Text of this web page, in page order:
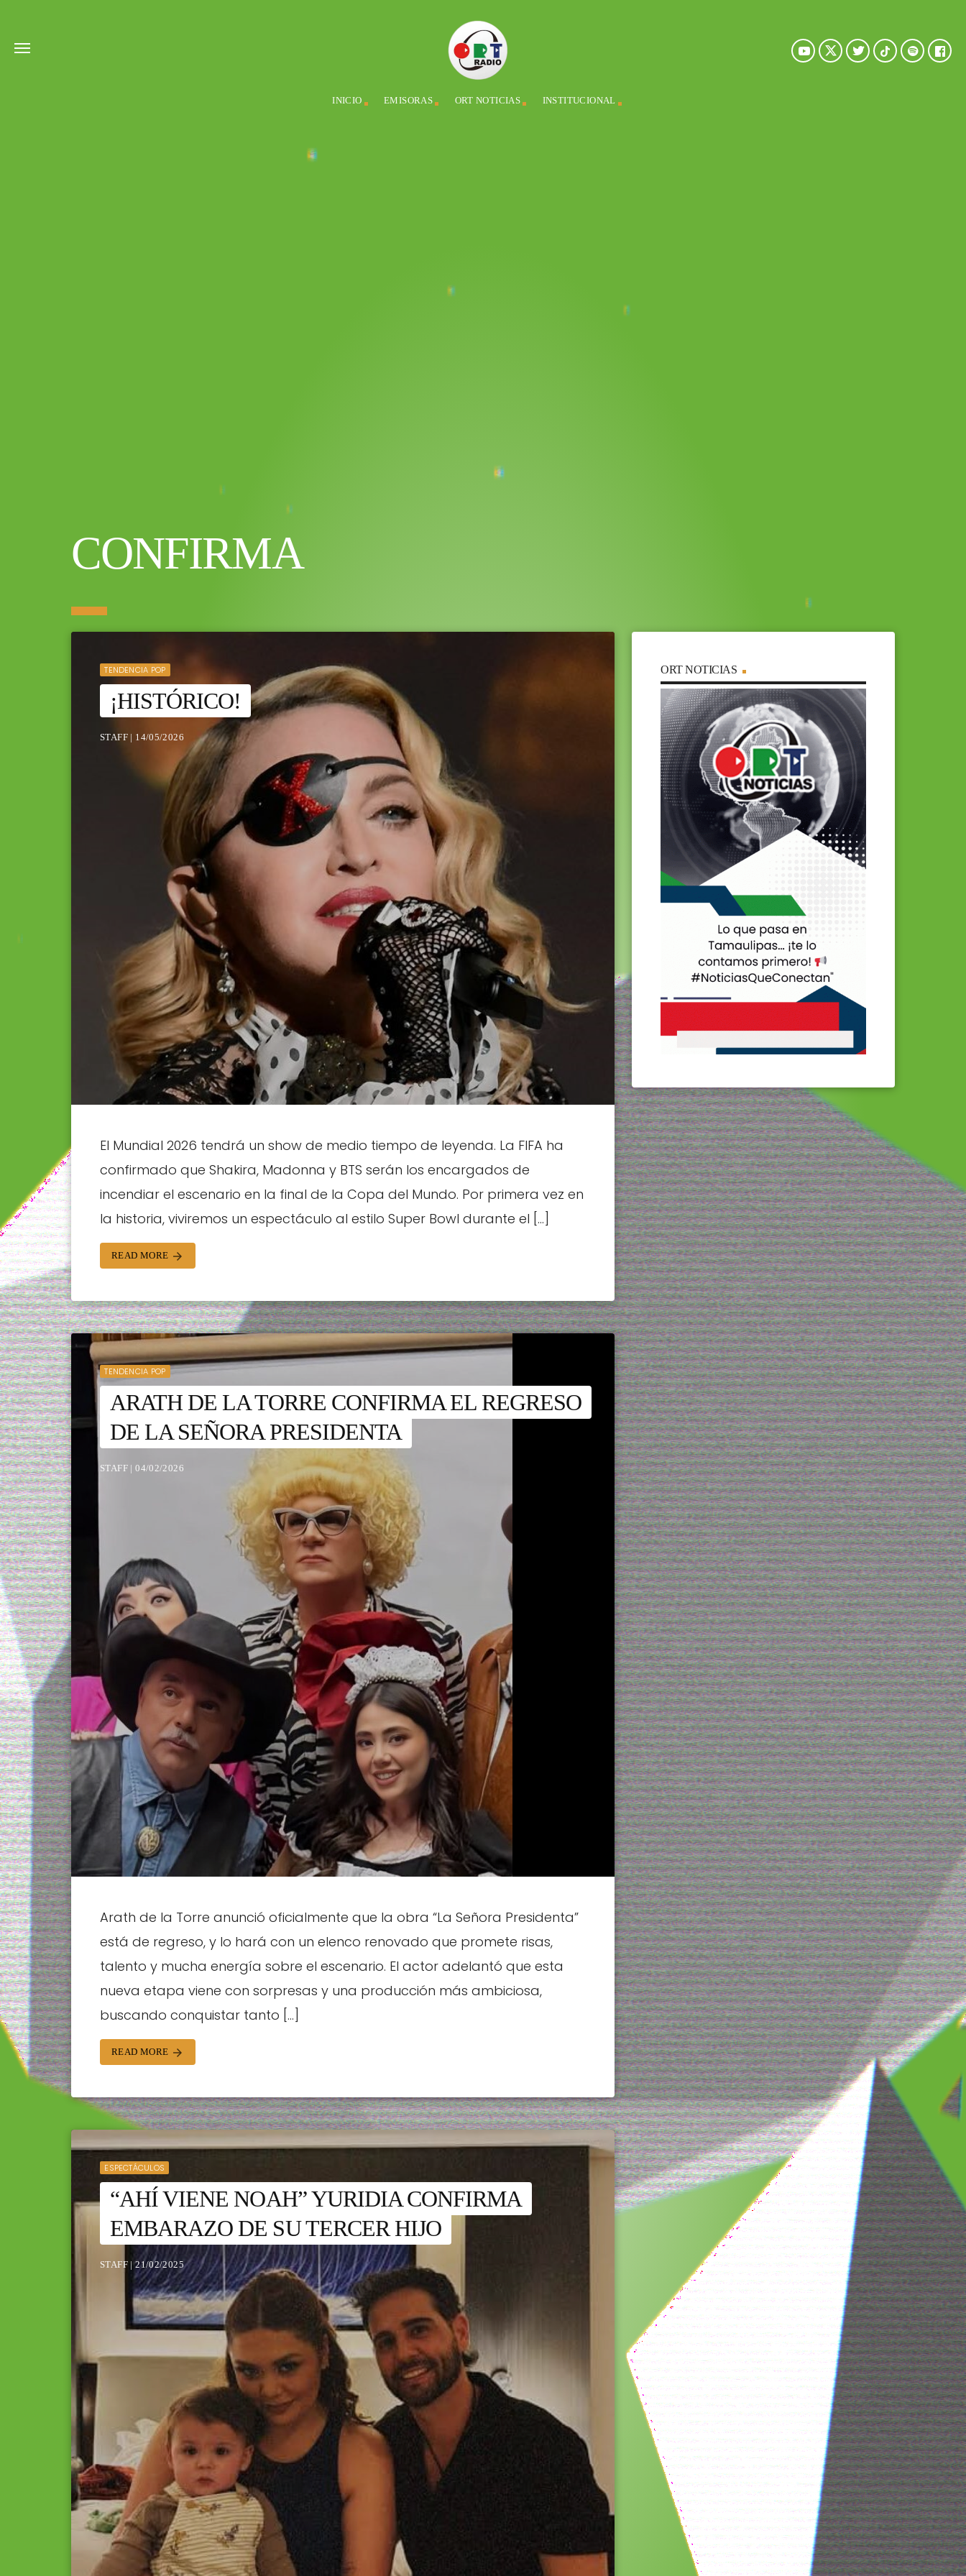
INICIO EMISORAS ORT NOTICIAS INSTITUCIONAL
CONFIRMA
TENDENCIA POP
¡HISTÓRICO!
STAFF | 14/05/2026
El Mundial 2026 tendrá un show de medio tiempo de leyenda. La FIFA ha
confirmado que Shakira, Madonna y BTS serán los encargados de
incendiar el escenario en la final de la Copa del Mundo. Por primera vez en
la historia, viviremos un espectáculo al estilo Super Bowl durante el […]
READ MORE arrow_forward
TENDENCIA POP
ARATH DE LA TORRE CONFIRMA EL REGRESO
DE LA SEÑORA PRESIDENTA
STAFF | 04/02/2026
Arath de la Torre anunció oficialmente que la obra “La Señora Presidenta”
está de regreso, y lo hará con un elenco renovado que promete risas,
talento y mucha energía sobre el escenario. El actor adelantó que esta
nueva etapa viene con sorpresas y una producción más ambiciosa,
buscando conquistar tanto […]
READ MORE arrow_forward
ESPECTÁCULOS
“AHÍ VIENE NOAH” YURIDIA CONFIRMA
EMBARAZO DE SU TERCER HIJO
STAFF | 21/02/2025
ORT NOTICIAS